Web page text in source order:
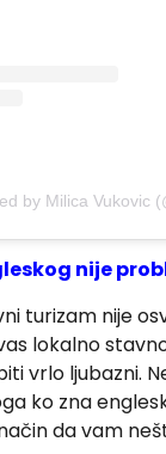
by Milica Vukovic
nije
turizam nije
lokalno
vrlo ljubazni.
ko zna
da vam